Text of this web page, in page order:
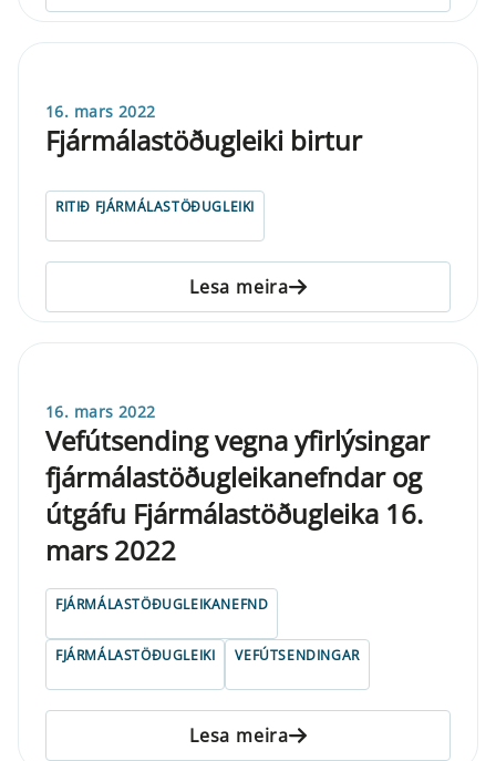
16. mars 2022
Fjármálastöðugleiki birtur
RITIÐ FJÁRMÁLASTÖÐUGLEIKI
Lesa meira
16. mars 2022
Vefútsending vegna yfirlýsingar
fjármálastöðugleikanefndar og
útgáfu Fjármálastöðugleika 16.
mars 2022
FJÁRMÁLASTÖÐUGLEIKANEFND
FJÁRMÁLASTÖÐUGLEIKI VEFÚTSENDINGAR
Lesa meira